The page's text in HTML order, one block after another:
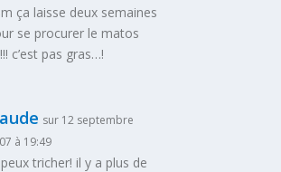
ça laisse deux semaines
se procurer le matos
c’est pas gras…!
sur 12 septembre
à 19:49
tricher! il y a plus de